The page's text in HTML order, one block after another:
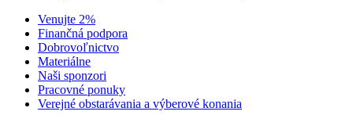
Venujte 2%
Finančná podpora
Dobrovoľnictvo
Materiálne
Naši sponzori
Pracovné ponuky
Verejné obstarávania a výberové konania